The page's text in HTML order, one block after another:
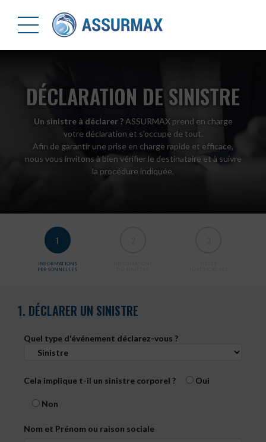
DÉCLARATION DE SINISTRE
Un sinistre à déclarer ?ASSURMAX prend en charge
votre déclaration et s’occupe de tout.
Afin de garantir une prise en charge rapide et efficace,
nous vous invitons à bien vérifier le destinataire et à suivre
la procédure indiquée.
1
INFORMATIONS
PERSONNELLES
1. DÉCLARER UN SINISTRE
Quel type d'événement déclarez-vous ?
Cela implique t-il un sinistre corporel ? Oui
Non
Nom et Prénom ou raison sociale